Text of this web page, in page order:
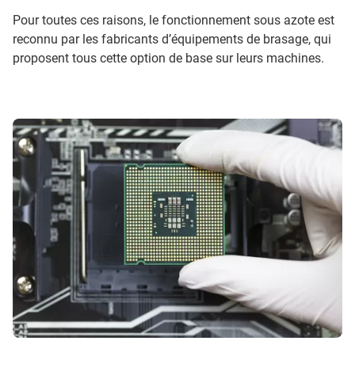
Pour toutes ces raisons, le fonctionnement sous azote est
reconnu par les fabricants d’équipements de brasage, qui
proposent tous cette option de base sur leurs machines.